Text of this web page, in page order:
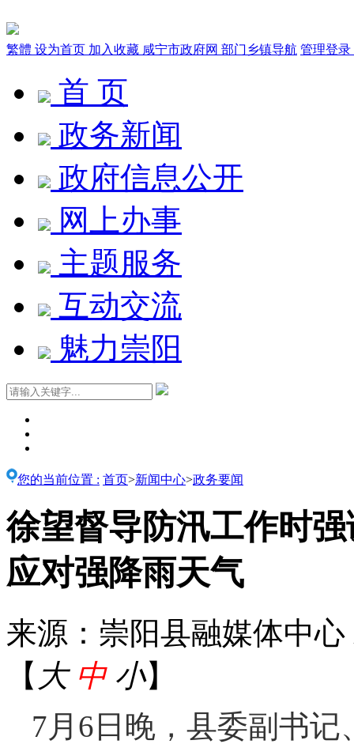
繁體 设为首页 加入收藏 咸宁市政府网 部门乡镇导航 管理登录
首 页
政务新闻
政府信息公开
网上办事
主题服务
互动交流
魅力崇阳
您的当前位置 : 首页>新闻中心>政务要闻
徐望督导防汛工作时
应对强降雨天气
来源：崇阳县融媒体中心
【 大 中 小】
7月6日晚，县委副书